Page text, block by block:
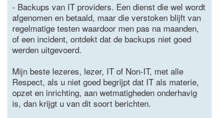
- Backups van IT providers. Een dienst die wel wordt
afgenomen en betaald, maar die verstoken blijft van
regelmatige testen waardoor men pas na maanden,
of een incident, ontdekt dat de backups niet goed
werden uitgevoerd.
Mijn beste lezeres, lezer, IT of Non-IT, met alle
Respect, als u niet goed begrijpt dat IT als materie,
opzet en inrichting, aan wetmatigheden onderhavig
is, dan krijgt u van dit soort berichten.